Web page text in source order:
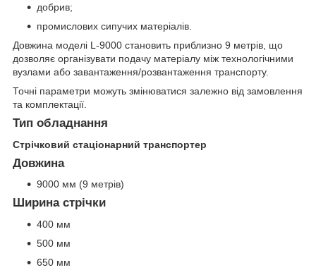
добрив;
промислових сипучих матеріалів.
Довжина моделі L-9000 становить приблизно 9 метрів, що
дозволяє організувати подачу матеріалу між технологічними
вузлами або завантаження/розвантаження транспорту.
Точні параметри можуть змінюватися залежно від замовлення
та комплектації.
Тип обладнання
Стрічковий стаціонарний транспортер
Довжина
9000 мм (9 метрів)
Ширина стрічки
400 мм
500 мм
650 мм